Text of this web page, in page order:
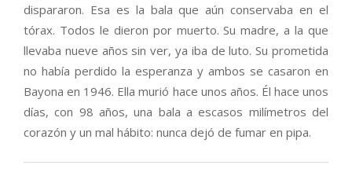
dispararon. Esa es la bala que aún conservaba en el
tórax. Todos le dieron por muerto. Su madre, a la que
llevaba nueve años sin ver, ya iba de luto. Su prometida
no había perdido la esperanza y ambos se casaron en
Bayona en 1946. Ella murió hace unos años. Él hace unos
días, con 98 años, una bala a escasos milímetros del
corazón y un mal hábito: nunca dejó de fumar en pipa.